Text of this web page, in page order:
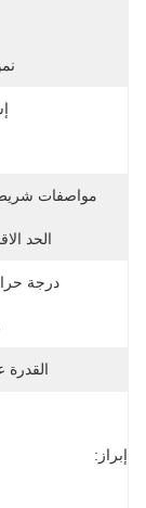
مواصفات
الحد
درجة
إبراز: